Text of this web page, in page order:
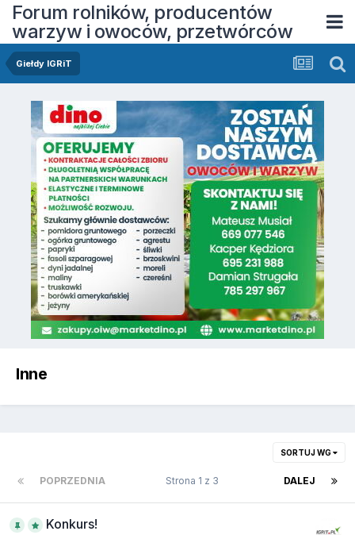
Forum rolników, producentów
warzyw i owoców, przetwórców
Giełdy IGRiT
Inne
SORTUJ WG
POPRZEDNIA DALEJ
Strona 1 z 3
Konkurs!